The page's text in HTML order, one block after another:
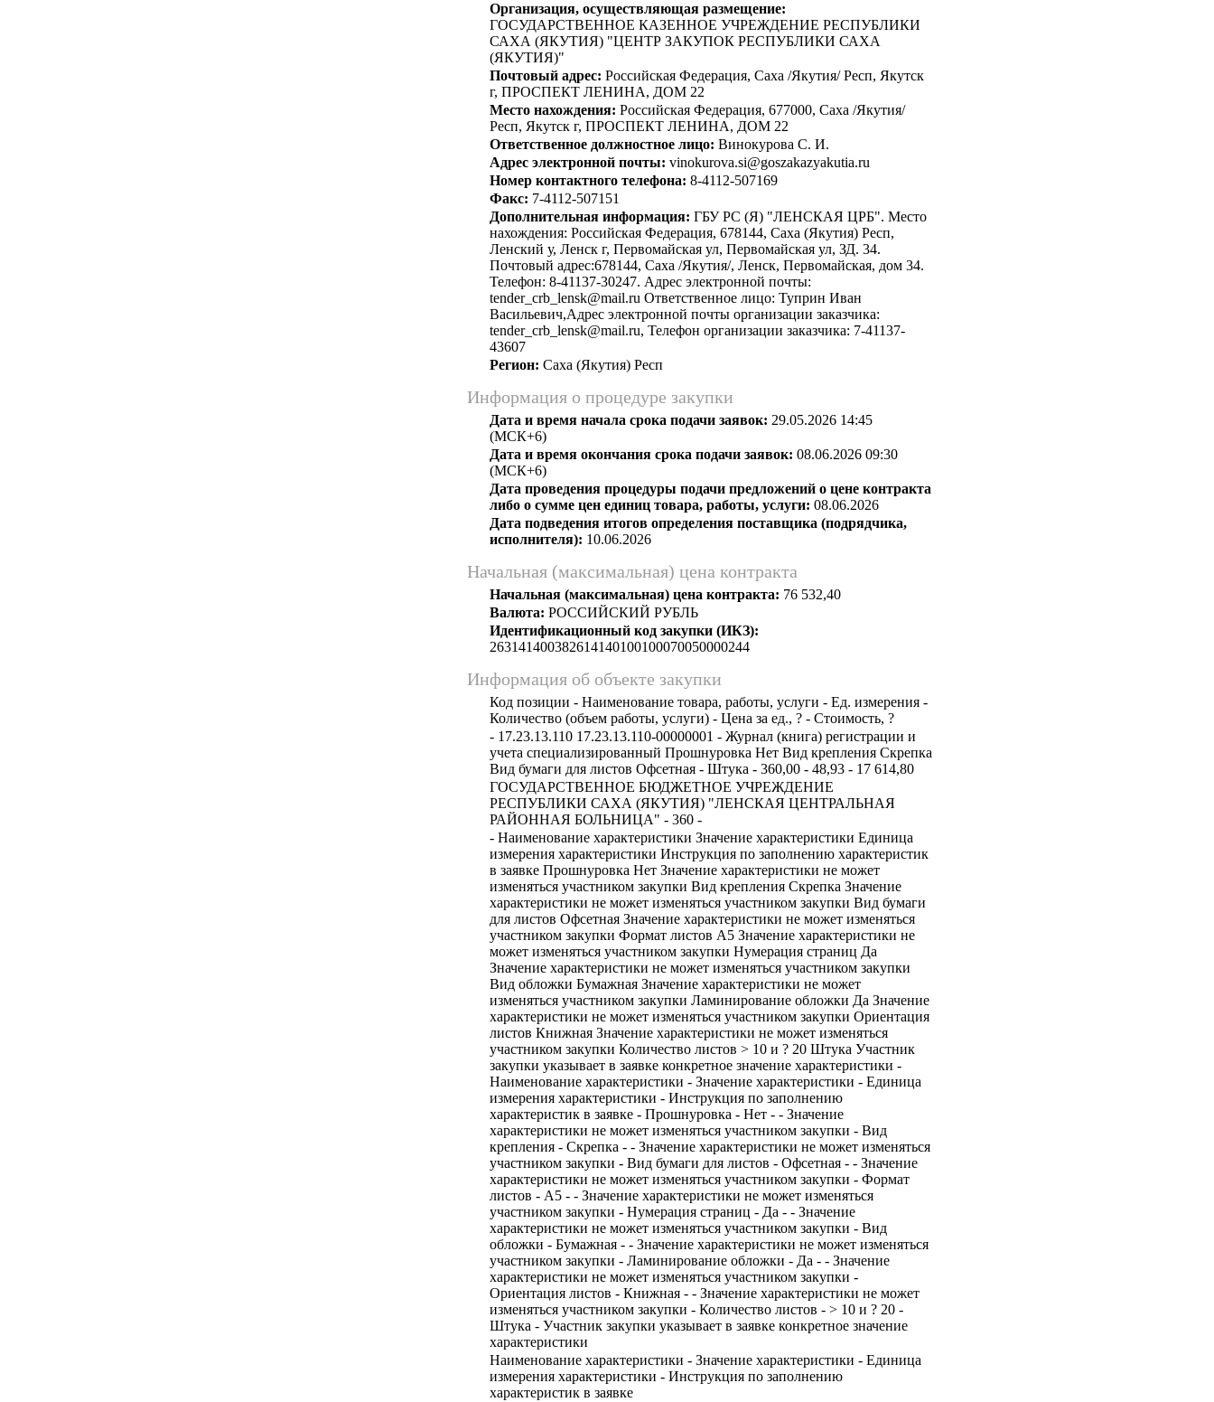
Организация, осуществляющая размещение:
ГОСУДАРСТВЕННОЕ КАЗЕННОЕ УЧРЕЖДЕНИЕ РЕСПУБЛИКИ
САХА (ЯКУТИЯ) "ЦЕНТР ЗАКУПОК РЕСПУБЛИКИ САХА
(ЯКУТИЯ)"
Почтовый адрес: Российская Федерация, Саха /Якутия/ Респ, Якутск
г, ПРОСПЕКТ ЛЕНИНА, ДОМ 22
Место нахождения: Российская Федерация, 677000, Саха /Якутия/
Респ, Якутск г, ПРОСПЕКТ ЛЕНИНА, ДОМ 22
Ответственное должностное лицо: Винокурова С. И.
Адрес электронной почты: vinokurova.si@goszakazyakutia.ru
Номер контактного телефона: 8-4112-507169
Факс: 7-4112-507151
Дополнительная информация: ГБУ РС (Я) "ЛЕНСКАЯ ЦРБ". Место
нахождения: Российская Федерация, 678144, Саха (Якутия) Респ,
Ленский у, Ленск г, Первомайская ул, Первомайская ул, ЗД. 34.
Почтовый адрес:678144, Саха /Якутия/, Ленск, Первомайская, дом 34.
Телефон: 8-41137-30247. Адрес электронной почты:
tender_crb_lensk@mail.ru Ответственное лицо: Туприн Иван
Васильевич,Адрес электронной почты организации заказчика:
tender_crb_lensk@mail.ru, Телефон организации заказчика: 7-41137-
43607
Регион: Саха (Якутия) Респ
Информация о процедуре закупки
Дата и время начала срока подачи заявок: 29.05.2026 14:45
(МСК+6)
Дата и время окончания срока подачи заявок: 08.06.2026 09:30
(МСК+6)
Дата проведения процедуры подачи предложений о цене контракта
либо о сумме цен единиц товара, работы, услуги: 08.06.2026
Дата подведения итогов определения поставщика (подрядчика,
исполнителя): 10.06.2026
Начальная (максимальная) цена контракта
Начальная (максимальная) цена контракта: 76 532,40
Валюта: РОССИЙСКИЙ РУБЛЬ
Идентификационный код закупки (ИКЗ):
263141400382614140100100070050000244
Информация об объекте закупки
Код позиции - Наименование товара, работы, услуги - Ед. измерения -
Количество (объем работы, услуги) - Цена за ед., ? - Стоимость, ?
- 17.23.13.110 17.23.13.110-00000001 - Журнал (книга) регистрации и
учета специализированный Прошнуровка Нет Вид крепления Скрепка
Вид бумаги для листов Офсетная - Штука - 360,00 - 48,93 - 17 614,80
ГОСУДАРСТВЕННОЕ БЮДЖЕТНОЕ УЧРЕЖДЕНИЕ
РЕСПУБЛИКИ САХА (ЯКУТИЯ) "ЛЕНСКАЯ ЦЕНТРАЛЬНАЯ
РАЙОННАЯ БОЛЬНИЦА" - 360 -
- Наименование характеристики Значение характеристики Единица
измерения характеристики Инструкция по заполнению характеристик
в заявке Прошнуровка Нет Значение характеристики не может
изменяться участником закупки Вид крепления Скрепка Значение
характеристики не может изменяться участником закупки Вид бумаги
для листов Офсетная Значение характеристики не может изменяться
участником закупки Формат листов А5 Значение характеристики не
может изменяться участником закупки Нумерация страниц Да
Значение характеристики не может изменяться участником закупки
Вид обложки Бумажная Значение характеристики не может
изменяться участником закупки Ламинирование обложки Да Значение
характеристики не может изменяться участником закупки Ориентация
листов Книжная Значение характеристики не может изменяться
участником закупки Количество листов > 10 и ? 20 Штука Участник
закупки указывает в заявке конкретное значение характеристики -
Наименование характеристики - Значение характеристики - Единица
измерения характеристики - Инструкция по заполнению
характеристик в заявке - Прошнуровка - Нет - - Значение
характеристики не может изменяться участником закупки - Вид
крепления - Скрепка - - Значение характеристики не может изменяться
участником закупки - Вид бумаги для листов - Офсетная - - Значение
характеристики не может изменяться участником закупки - Формат
листов - А5 - - Значение характеристики не может изменяться
участником закупки - Нумерация страниц - Да - - Значение
характеристики не может изменяться участником закупки - Вид
обложки - Бумажная - - Значение характеристики не может изменяться
участником закупки - Ламинирование обложки - Да - - Значение
характеристики не может изменяться участником закупки -
Ориентация листов - Книжная - - Значение характеристики не может
изменяться участником закупки - Количество листов - > 10 и ? 20 -
Штука - Участник закупки указывает в заявке конкретное значение
характеристики
Наименование характеристики - Значение характеристики - Единица
измерения характеристики - Инструкция по заполнению
характеристик в заявке